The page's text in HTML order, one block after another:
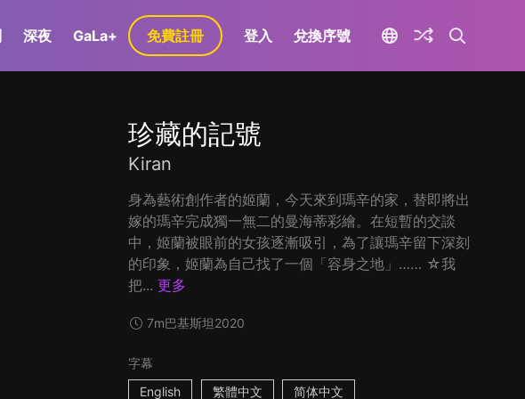
深夜 GaLa+ 免費註冊 登入 兌換序號
珍藏的記號
Kiran
身為藝術創作者的姬蘭，今天來到瑪辛的家，替即將出
嫁的瑪辛完成獨一無二的曼海蒂彩繪。在短暫的交談
中，姬蘭被眼前的女孩逐漸吸引，為了讓瑪辛留下深刻
的印象，姬蘭為自己找了一個「容身之地」…… ☆我
把... 更多
7m巴基斯坦2020
字幕
English
繁體中文 简体中文